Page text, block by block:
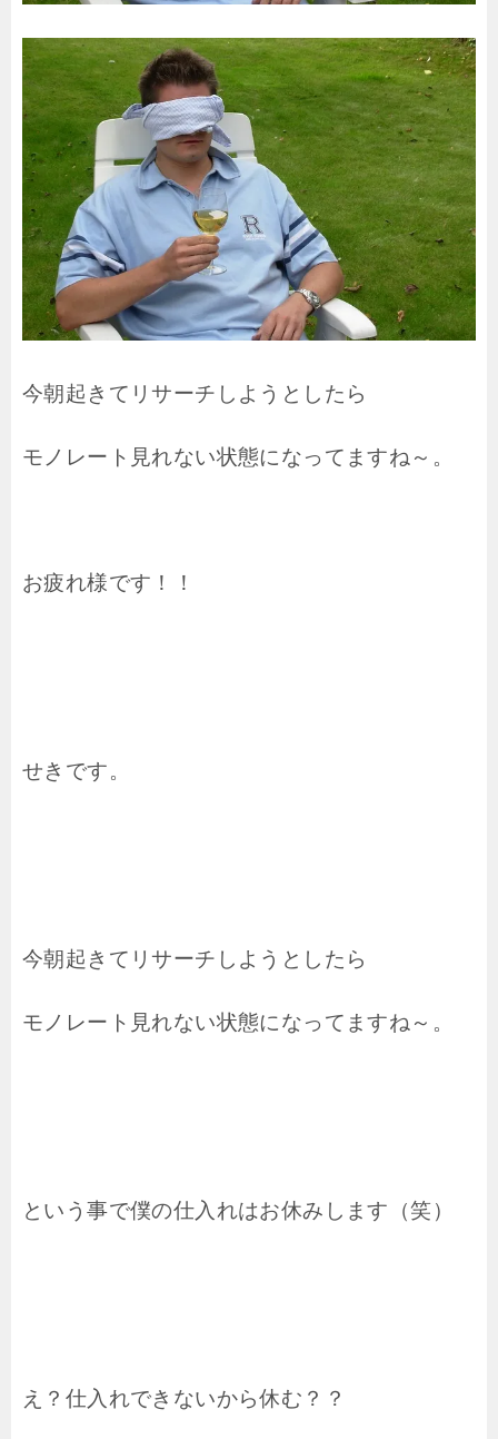
今朝起きてリサーチしようとしたら
モノレート見れない状態になってますね～。
お疲れ様です！！
せきです。
今朝起きてリサーチしようとしたら
モノレート見れない状態になってますね～。
という事で僕の仕入れはお休みします（笑）
え？仕入れできないから休む？？